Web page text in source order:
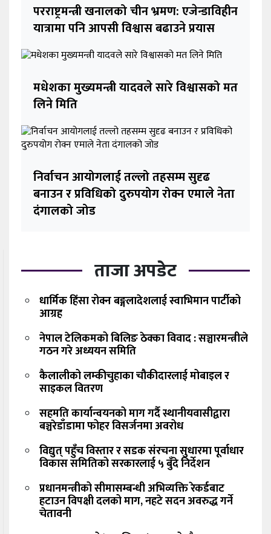
परराष्ट्रमन्त्री खनालको चीन भ्रमण: एजेन्डाविहीन
यात्रामा पनि आपसी विश्वास बढाउने प्रयास
मधेशका मुख्यमन्त्री यादवले सारे विश्वासको मत
लिने मिति
निर्वाचन आयोगलाई तल्लो तहसम्म सुदृढ
बनाउन र प्रविधिको दुरुपयोग रोक्न एमाले नेता
दंगालको जोड
ताजा अपडेट
धार्मिक हिंसा रोक्न बङ्गलादेशलाई स्वाभिमान पार्टीको
आग्रह
नेपाल टेलिकमको बिलिङ ठेक्का विवाद : सञ्चारमन्त्रीले
गठन गरे अध्ययन समिति
कैलालीको लम्कीचुहाका चौकीदारलाई मोबाइल र
साइकल वितरण
सहमति कार्यान्वयनको माग गर्दै स्थानीयवासीद्वारा
बञ्चरेडाँडामा फोहर विसर्जनमा अवरोध
विद्युत् पहुँच विस्तार र सडक संरचना सुधारमा पूर्वाधार
विकास समितिको सरकारलाई ५ बुँदे निर्देशन
प्रधानमन्त्रीको सीमासम्बन्धी अभिव्यक्ति रेकर्डबाट
हटाउन विपक्षी दलको माग, नहटे सदन अवरुद्ध गर्ने
चेतावनी